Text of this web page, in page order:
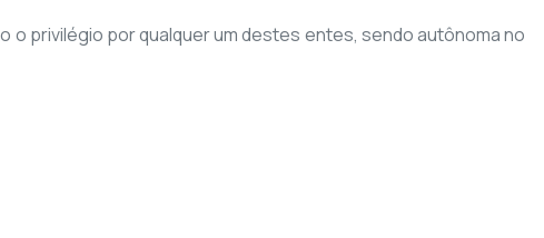
o privilégio por qualquer um destes entes, sendo autônoma no